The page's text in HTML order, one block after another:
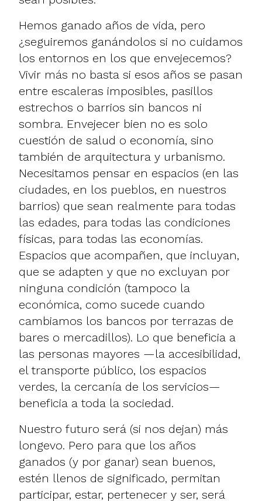
Hemos ganado años de vida, pero
¿seguiremos ganándolos si no cuidamos
los entornos en los que envejecemos?
Vivir más no basta si esos años se pasan
entre escaleras imposibles, pasillos
estrechos o barrios sin bancos ni
sombra. Envejecer bien no es solo
cuestión de salud o economía, sino
también de arquitectura y urbanismo.
Necesitamos pensar en espacios (en las
ciudades, en los pueblos, en nuestros
barrios) que sean realmente para todas
las edades, para todas las condiciones
físicas, para todas las economías.
Espacios que acompañen, que incluyan,
que se adapten y que no excluyan por
ninguna condición (tampoco la
económica, como sucede cuando
cambiamos los bancos por terrazas de
bares o mercadillos). Lo que beneficia a
las personas mayores —la accesibilidad,
el transporte público, los espacios
verdes, la cercanía de los servicios—
beneficia a toda la sociedad.
Nuestro futuro será (si nos dejan) más
longevo. Pero para que los años
ganados (y por ganar) sean buenos,
estén llenos de significado, permitan
participar, estar, pertenecer y ser, será